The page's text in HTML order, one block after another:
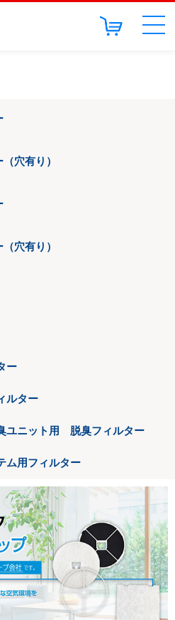
穴有り）
穴有り）
ー
ルター
ユニット用 脱臭フィルター
ム用フィルター
>